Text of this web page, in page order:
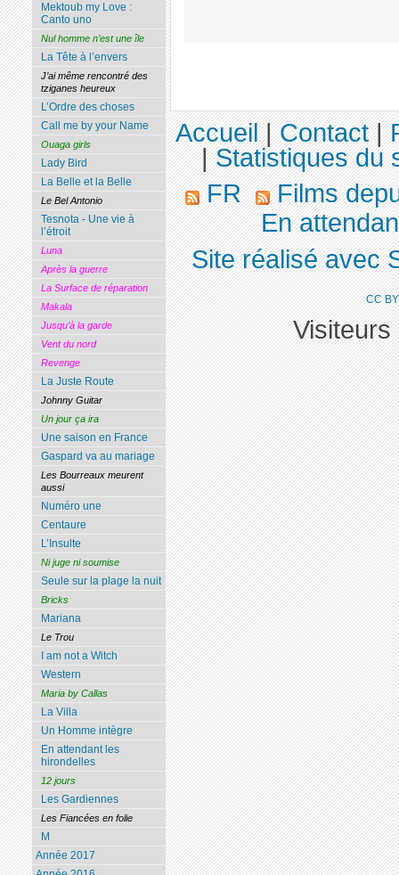
Mektoub my Love :
Canto uno
Nul homme n’est une île
La Tête à l’envers
J’ai même rencontré des
tziganes heureux
L’Ordre des choses
Call me by your Name
Ouaga girls
Lady Bird
La Belle et la Belle
Le Bel Antonio
Tesnota - Une vie à
l’étroit
Luna
Après la guerre
La Surface de réparation
Makala
Jusqu’à la garde
Vent du nord
Revenge
La Juste Route
Johnny Guitar
Un jour ça ira
Une saison en France
Gaspard va au mariage
Les Bourreaux meurent
aussi
Numéro une
Centaure
L’Insulte
Ni juge ni soumise
Seule sur la plage la nuit
Bricks
Mariana
Le Trou
I am not a Witch
Western
Maria by Callas
La Villa
Un Homme intègre
En attendant les
hirondelles
12 jours
Les Gardiennes
Les Fiancées en folie
M
Année 2017
Accueil|Contact|
|Statistiques du
FR
Films
En
Site réalisé avec
CC